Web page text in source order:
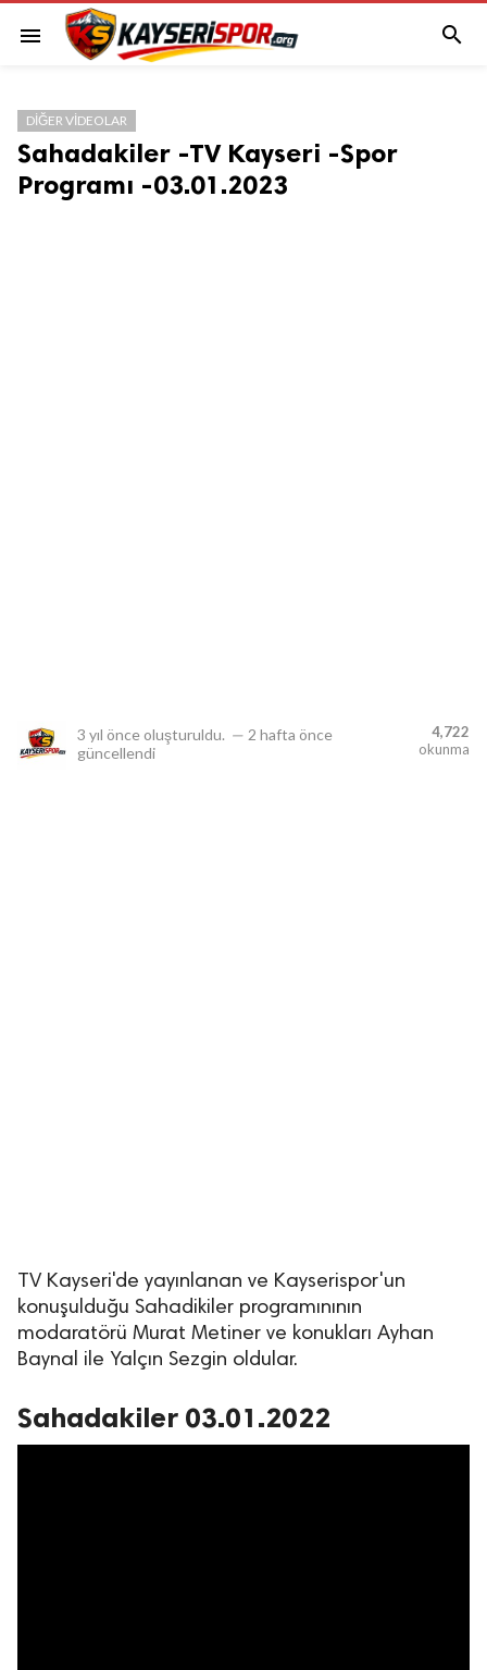
menu 
DIĞER VIDEOLAR
Sahadakiler -TV Kayseri -Spor
Programı -03.01.2023
3 yıl önce oluşturuldu. — 2 hafta önce
güncellendi
4,722
okunma
TV Kayseri'de yayınlanan ve Kayserispor'un
konuşulduğu Sahadikiler programınının
modaratörü Murat Metiner ve konukları Ayhan
Baynal ile Yalçın Sezgin oldular.
Sahadakiler 03.01.2022